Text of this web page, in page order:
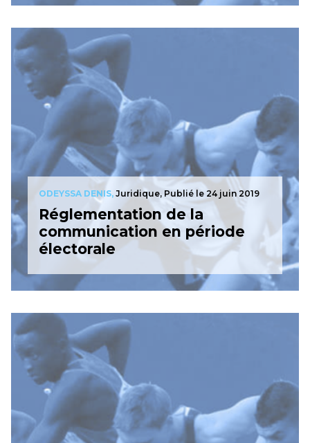
ODEYSSA DENIS, Juridique, Publié le 24 juin 2019
Réglementation de la
communication en période
électorale